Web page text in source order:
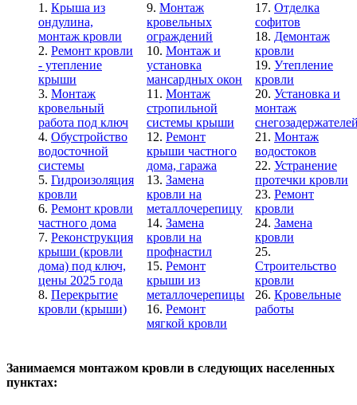
Крыша из
ондулина,
монтаж кровли
Ремонт кровли
- утепление
крыши
Монтаж
кровельный
работа под ключ
Обустройство
водосточной
системы
Гидроизоляция
кровли
Ремонт кровли
частного дома
Реконструкция
крыши (кровли
дома) под ключ,
цены 2025 года
Перекрытие
кровли (крыши)
Монтаж
кровельных
ограждений
Монтаж и
установка
мансардных окон
Монтаж
стропильной
системы крыши
Ремонт
крыши частного
дома, гаража
Замена
кровли на
металлочерепицу
Замена
кровли на
профнастил
Ремонт
крыши из
металлочерепицы
Ремонт
мягкой кровли
Отделка
софитов
Демонтаж
кровли
Утепление
кровли
Установка и
монтаж
Монтаж
водостоков
Устранение
протечки кровли
Ремонт
кровли
Замена
кровли
Строительство
кровли
Кровельные
работы
Занимаемся монтажом кровли в следующих населенных
пунктах: